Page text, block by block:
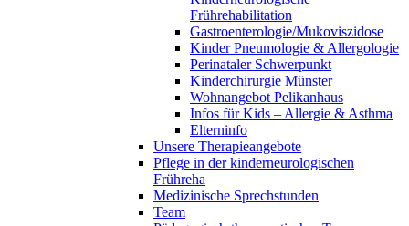
Frührehabilitation
Gastroenterologie/Mukoviszidose
Kinder Pneumologie & Allergologie
Perinataler Schwerpunkt
Kinderchirurgie Münster
Wohnangebot Pelikanhaus
Infos für Kids – Allergie & Asthma
Elterninfo
Unsere Therapieangebote
Pflege in der kinderneurologischen
Frühreha
Medizinische Sprechstunden
Team